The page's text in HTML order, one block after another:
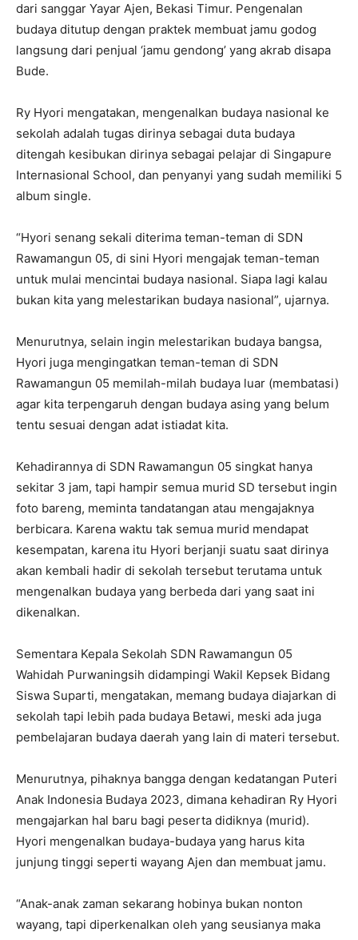
dari sanggar Yayar Ajen, Bekasi Timur. Pengenalan
budaya ditutup dengan praktek membuat jamu godog
langsung dari penjual ‘jamu gendong’ yang akrab disapa
Bude.
Ry Hyori mengatakan, mengenalkan budaya nasional ke
sekolah adalah tugas dirinya sebagai duta budaya
ditengah kesibukan dirinya sebagai pelajar di Singapure
Internasional School, dan penyanyi yang sudah memiliki 5
album single.
“Hyori senang sekali diterima teman-teman di SDN
Rawamangun 05, di sini Hyori mengajak teman-teman
untuk mulai mencintai budaya nasional. Siapa lagi kalau
bukan kita yang melestarikan budaya nasional”, ujarnya.
Menurutnya, selain ingin melestarikan budaya bangsa,
Hyori juga mengingatkan teman-teman di SDN
Rawamangun 05 memilah-milah budaya luar (membatasi)
agar kita terpengaruh dengan budaya asing yang belum
tentu sesuai dengan adat istiadat kita.
Kehadirannya di SDN Rawamangun 05 singkat hanya
sekitar 3 jam, tapi hampir semua murid SD tersebut ingin
foto bareng, meminta tandatangan atau mengajaknya
berbicara. Karena waktu tak semua murid mendapat
kesempatan, karena itu Hyori berjanji suatu saat dirinya
akan kembali hadir di sekolah tersebut terutama untuk
mengenalkan budaya yang berbeda dari yang saat ini
dikenalkan.
Sementara Kepala Sekolah SDN Rawamangun 05
Wahidah Purwaningsih didampingi Wakil Kepsek Bidang
Siswa Suparti, mengatakan, memang budaya diajarkan di
sekolah tapi lebih pada budaya Betawi, meski ada juga
pembelajaran budaya daerah yang lain di materi tersebut.
Menurutnya, pihaknya bangga dengan kedatangan Puteri
Anak Indonesia Budaya 2023, dimana kehadiran Ry Hyori
mengajarkan hal baru bagi peserta didiknya (murid).
Hyori mengenalkan budaya-budaya yang harus kita
junjung tinggi seperti wayang Ajen dan membuat jamu.
“Anak-anak zaman sekarang hobinya bukan nonton
wayang, tapi diperkenalkan oleh yang seusianya maka